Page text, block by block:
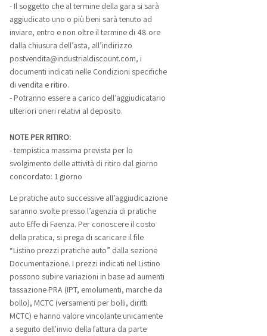
- Il soggetto che al termine della gara si sarà
aggiudicato uno o più beni sarà tenuto ad
inviare, entro e non oltre il termine di 48 ore
dalla chiusura dell’asta, all’indirizzo
postvendita@industrialdiscount.com, i
documenti indicati nelle Condizioni specifiche
di vendita e ritiro.
- Potranno essere a carico dell’aggiudicatario
ulteriori oneri relativi al deposito.
NOTE PER RITIRO:
- tempistica massima prevista per lo
svolgimento delle attività di ritiro dal giorno
concordato: 1 giorno
Le pratiche auto successive all’aggiudicazione
saranno svolte presso l’agenzia di pratiche
auto Effe di Faenza. Per conoscere il costo
della pratica, si prega di scaricare il file
“Listino prezzi pratiche auto” dalla sezione
Documentazione. I prezzi indicati nel Listino
possono subire variazioni in base ad aumenti
tassazione PRA (IPT, emolumenti, marche da
bollo), MCTC (versamenti per bolli, diritti
MCTC) e hanno valore vincolante unicamente
a seguito dell'invio della fattura da parte